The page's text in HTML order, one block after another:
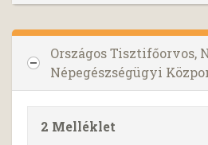
Országos Tisztifőorvos,
Népegészségügyi
2 Melléklet